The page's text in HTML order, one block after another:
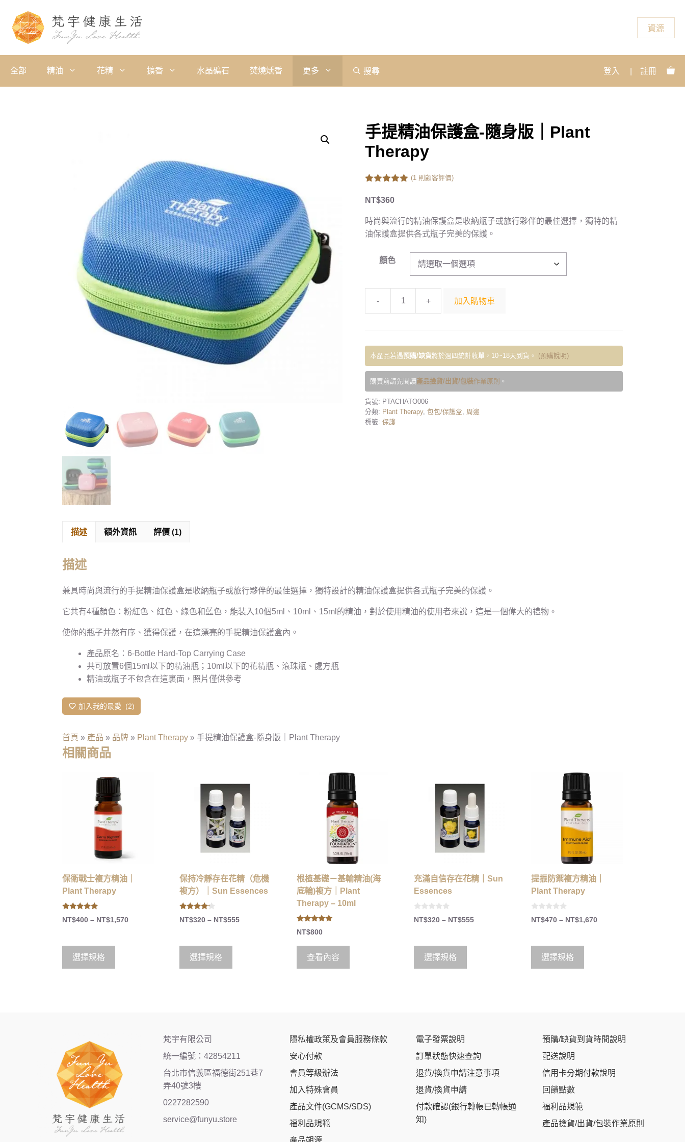
資源
全部 精油 花精 擴香 水晶礦石 焚燒燻香 更多 搜尋 登入 註冊
手提精油保護盒-隨身版｜Plant
Therapy
5
(1 則顧客評價)
NT$360
時尚與流行的精油保護盒是收納瓶子或旅行夥伴的最佳選擇，獨特的精
油保護盒提供各式瓶子完美的保護。
顏色
- + 加入購物車
本產品若遇預購/缺貨將於週四統計收單，10~18天到貨。 (預購說明)
購買前請先閱讀產品撿貨/出貨/包裝作業原則 。
貨號: PTACHATO006
分類: Plant Therapy, 包包/保護盒, 周邊
標籤: 保護
描述 額外資訊 評價 (1)
描述
兼具時尚與流行的手提精油保護盒是收納瓶子或旅行夥伴的最佳選擇，獨特設計的精油保護盒提供各式瓶子完美的保護。
它共有4種顏色：粉紅色、紅色、綠色和藍色，能裝入10個5ml、10ml、15ml的精油，對於使用精油的使用者來說，這是一個偉大的禮物。
使你的瓶子井然有序、獲得保護，在這漂亮的手提精油保護盒內。
產品原名：6-Bottle Hard-Top Carrying Case
共可放置6個15ml以下的精油瓶；10ml以下的花精瓶、滾珠瓶、處方瓶
精油或瓶子不包含在這裏面，照片僅供參考
加入我的最愛 2
首頁 » 產品 » 品牌 » Plant Therapy » 手提精油保護盒-隨身版｜Plant Therapy
相關商品
保衛戰士複方精油｜
Plant Therapy
5.00
out of 5
NT$400 – NT$1,570
選擇規格
保持冷靜存在花精（危機
複方）｜Sun Essences
4.00
out of 5
NT$320 – NT$555
選擇規格
根植基礎－基輪精油(海
底輪)複方｜Plant
Therapy – 10ml
5.00
out of 5
NT$800
查看內容
充滿自信存在花精｜Sun
Essences
0
o
NT$320 – NT$555
選擇規格
提振防禦複方精油｜
Plant Therapy
0
o
NT$470 – NT$1,670
選擇規格
梵宇有限公司
統一編號：42854211
台北市信義區福德街251巷7
弄40號3樓
0227282590
service@funyu.store
隱私權政策及會員服務條款
安心付款
會員等級辦法
加入特殊會員
產品文件(GCMS/SDS)
福利品規範
產品朔源
電子發票說明
訂單狀態快速查詢
退貨/換貨申請注意事項
退貨/換貨申請
付款確認(銀行轉帳已轉帳通
知)
預購/缺貨到貨時間說明
配送說明
信用卡分期付款說明
回饋點數
福利品規範
產品撿貨/出貨/包裝作業原則